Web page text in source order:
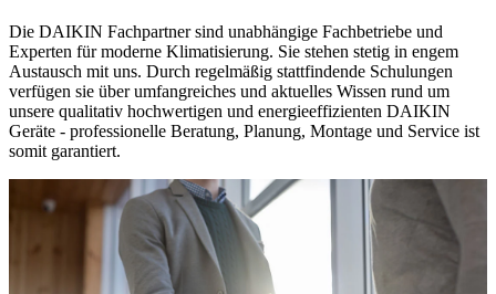
Die DAIKIN Fachpartner sind unabhängige Fachbetriebe und
Experten für moderne Klimatisierung. Sie stehen stetig in engem
Austausch mit uns. Durch regelmäßig stattfindende Schulungen
verfügen sie über umfangreiches und aktuelles Wissen rund um
unsere qualitativ hochwertigen und energieeffizienten DAIKIN
Geräte - professionelle Beratung, Planung, Montage und Service ist
somit garantiert.